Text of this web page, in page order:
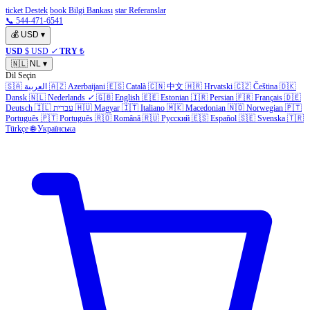
ticket Destek book Bilgi Bankası star Referanslar
📞 544-471-6541
💰 USD ▾
USD $ USD ✓ TRY ₺
🇳🇱 NL ▾
Dil Seçin
🇸🇦 العربية 🇦🇿 Azerbaijani 🇪🇸 Català 🇨🇳 中文 🇭🇷 Hrvatski 🇨🇿 Čeština 🇩🇰
Dansk 🇳🇱 Nederlands ✓ 🇬🇧 English 🇪🇪 Estonian 🇮🇷 Persian 🇫🇷 Français 🇩🇪
Deutsch 🇮🇱 עברית 🇭🇺 Magyar 🇮🇹 Italiano 🇲🇰 Macedonian 🇳🇴 Norwegian 🇵🇹
Português 🇵🇹 Português 🇷🇴 Română 🇷🇺 Русский 🇪🇸 Español 🇸🇪 Svenska 🇹🇷
Türkçe 🌐 Українська